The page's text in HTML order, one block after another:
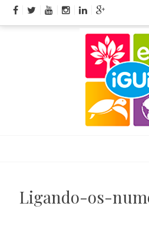
Skip
Ligando-os-